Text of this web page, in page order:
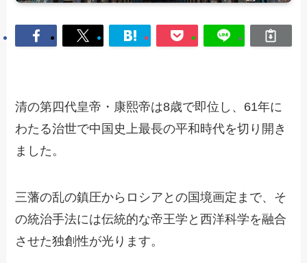
清の第四代皇帝・康熙帝は8歳で即位し、61年に
わたる治世で中国史上最長の平和時代を切り開き
ました。
三藩の乱の鎮圧からロシアとの国境画定まで、そ
の統治手法には伝統的な帝王学と西洋科学を融合
させた独創性が光ります。